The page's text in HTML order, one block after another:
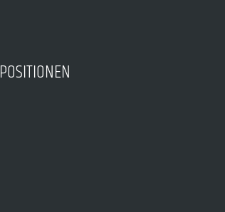
POSITIONEN